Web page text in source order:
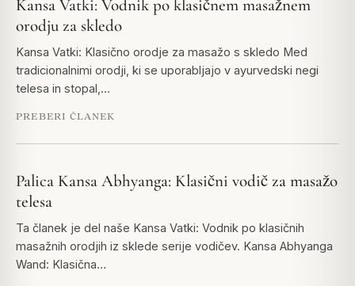
Kansa Vatki: Vodnik po klasičnem masažnem
orodju za skledo
Kansa Vatki: Klasično orodje za masažo s skledo Med
tradicionalnimi orodji, ki se uporabljajo v ayurvedski negi
telesa in stopal,…
PREBERI ČLANEK
Palica Kansa Abhyanga: Klasični vodič za masažo
telesa
Ta članek je del naše Kansa Vatki: Vodnik po klasičnih
masažnih orodjih iz sklede serije vodičev. Kansa Abhyanga
Wand: Klasična…